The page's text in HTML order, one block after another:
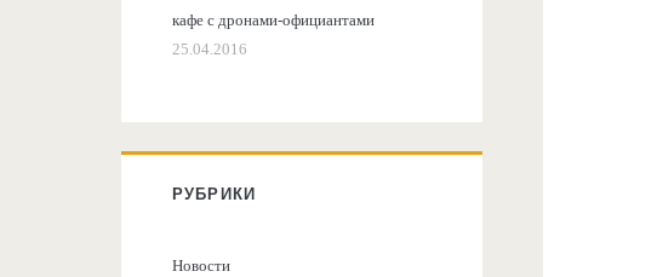
кафе с дронами-официантами
25.04.2016
РУБРИКИ
Новости